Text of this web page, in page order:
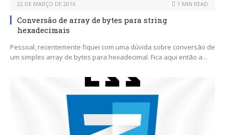
22 DE MARÇO DE 2016 1 MIN READ
Conversão de array de bytes para string
hexadecimais
Pessoal, recentemente fiquei com uma dúvida sobre conversão de
um simples array de bytes para hexadecimal. Fica aqui então a…